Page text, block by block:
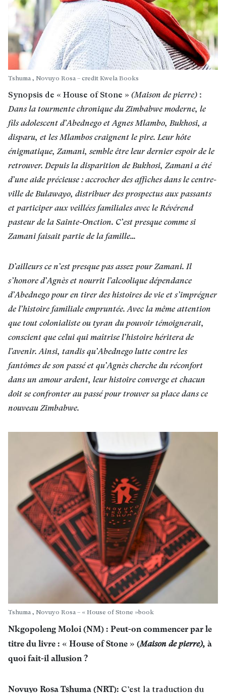
Tshuma , Novuyo Rosa – credit Kwela Books
Synopsis de « House of Stone » (Maison de pierre) :
Dans la tourmente chronique du Zimbabwe moderne, le
fils adolescent d’Abednego et Agnes Mlambo, Bukhosi, a
disparu, et les Mlambos craignent le pire. Leur hôte
énigmatique, Zamani, semble être leur dernier espoir de le
retrouver. Depuis la disparition de Bukhosi, Zamani a été
d’une aide précieuse : accrocher des affiches dans le centre-
ville de Bulawayo, distribuer des prospectus aux passants
et participer aux veillées familiales avec le Révérend
pasteur de la Sainte-Onction. C’est presque comme si
Zamani faisait partie de la famille…
D’ailleurs ce n’est presque pas assez pour Zamani. Il
s’honore d’Agnès et nourrit l’alcoolique dépendance
d’Abednego pour en tirer des histoires de vie et s’imprégner
de l’histoire familiale empruntée. Avec la même attention
que tout colonialiste ou tyran du pouvoir témoignerait,
conscient que celui qui maîtrise l’histoire héritera de
l’avenir. Ainsi, tandis qu’Abednego lutte contre les
fantômes de son passé et qu’Agnès cherche du réconfort
dans un amour ardent, leur histoire converge et chacun
doit se confronter au passé pour trouver sa place dans ce
nouveau Zimbabwe.
Tshuma , Novuyo Rosa – « House of Stone »book
Nkgopoleng Moloi (NM) : Peut-on commencer par le
titre du livre : « House of Stone » (Maison de pierre), à
quoi fait-il allusion ?
Novuyo Rosa Tshuma (NRT): C’est la traduction du